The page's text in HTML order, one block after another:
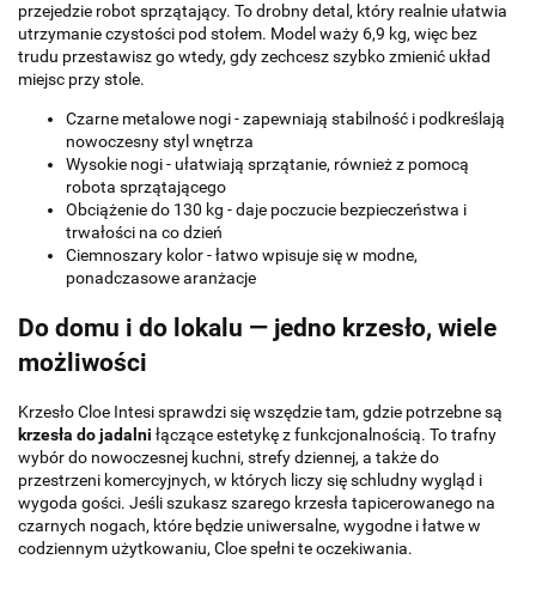
przejedzie robot sprzątający. To drobny detal, który realnie ułatwia
utrzymanie czystości pod stołem. Model waży 6,9 kg, więc bez
trudu przestawisz go wtedy, gdy zechcesz szybko zmienić układ
miejsc przy stole.
Czarne metalowe nogi - zapewniają stabilność i podkreślają
nowoczesny styl wnętrza
Wysokie nogi - ułatwiają sprzątanie, również z pomocą
robota sprzątającego
Obciążenie do 130 kg - daje poczucie bezpieczeństwa i
trwałości na co dzień
Ciemnoszary kolor - łatwo wpisuje się w modne,
ponadczasowe aranżacje
Do domu i do lokalu — jedno krzesło, wiele
możliwości
Krzesło Cloe Intesi sprawdzi się wszędzie tam, gdzie potrzebne są
krzesła do jadalni łączące estetykę z funkcjonalnością. To trafny
wybór do nowoczesnej kuchni, strefy dziennej, a także do
przestrzeni komercyjnych, w których liczy się schludny wygląd i
wygoda gości. Jeśli szukasz szarego krzesła tapicerowanego na
czarnych nogach, które będzie uniwersalne, wygodne i łatwe w
codziennym użytkowaniu, Cloe spełni te oczekiwania.